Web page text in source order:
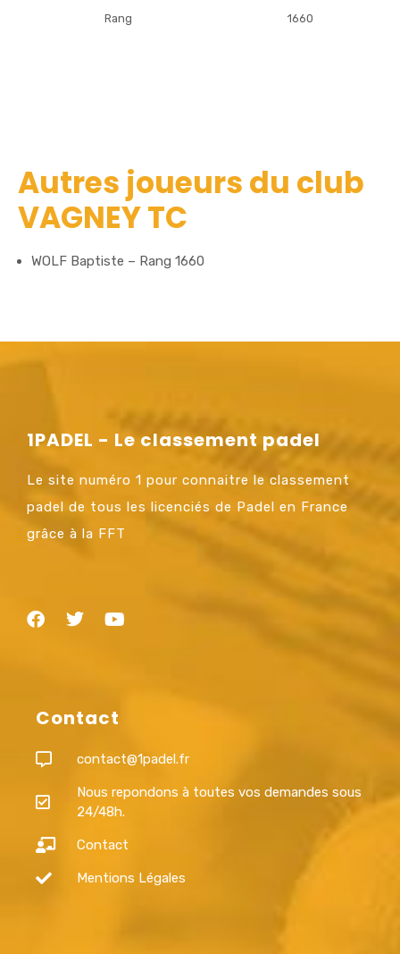
Rang 1660
Autres joueurs du club
VAGNEY TC
WOLF Baptiste – Rang 1660
1PADEL - Le classement padel
Le site numéro 1 pour connaitre le classement
padel de tous les licenciés de Padel en France
grâce à la FFT
Contact
contact@1padel.fr
Nous repondons à toutes vos demandes sous
24/48h.
Contact
Mentions Légales